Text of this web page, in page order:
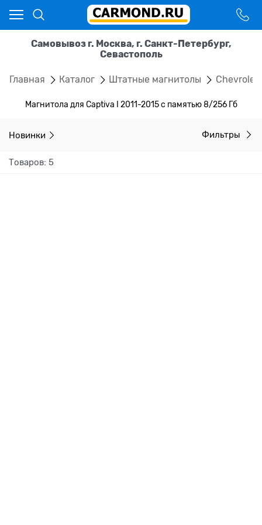
Самовывоз г. Москва, г. Санкт-Петербург,
Севастополь
Главная Каталог Штатные магнитолы Chevrolet
Магнитола для Captiva I 2011-2015 с памятью 8/256 Гб
Новинки Фильтры
Товаров: 5